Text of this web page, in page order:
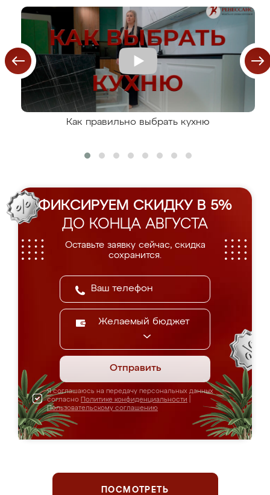
Как правильно выбрать кухню
ФИКСИРУЕМ СКИДКУ В 5%
ДО КОНЦА АВГУСТА
Оставьте заявку сейчас, скидка
сохранится.
Желаемый бюджет
Отправить
Я соглашаюсь на передачу персональных данных
согласно Политике конфиденциальности
Пользовательскому соглашению
ПОСМОТРЕТЬ